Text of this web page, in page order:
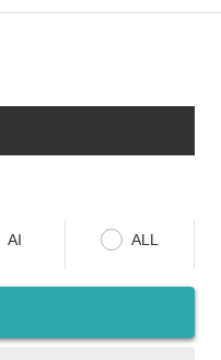
AI ALL